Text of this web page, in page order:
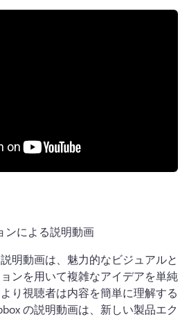
ンによる説明動画
明動画は、魅力的なビジュアルと
ンを用いて複雑なアイデアを単純
り視聴者は内容を簡単に理解する
の説明動画は、新しい製品エク